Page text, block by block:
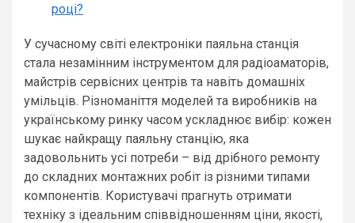
році?
У сучасному світі електроніки паяльна станція
стала незамінним інструментом для радіоаматорів,
майстрів сервісних центрів та навіть домашніх
умільців. Різноманіття моделей та виробників на
українському ринку часом ускладнює вибір: кожен
шукає найкращу паяльну станцію, яка
задовольнить усі потреби – від дрібного ремонту
до складних монтажних робіт із різними типами
компонентів. Користувачі прагнуть отримати
техніку з ідеальним співвідношенням ціни, якості,